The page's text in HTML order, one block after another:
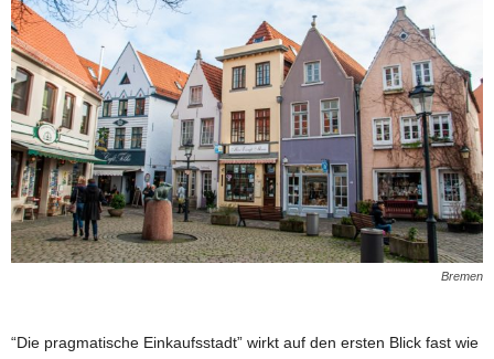
Bremen
“Die pragmatische Einkaufsstadt” wirkt auf den ersten Blick fast wie